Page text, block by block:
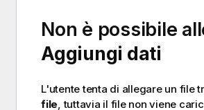
Non è possibile
Aggiungi dati
L'utente tenta di allegare un file
file , tuttavia il file non viene